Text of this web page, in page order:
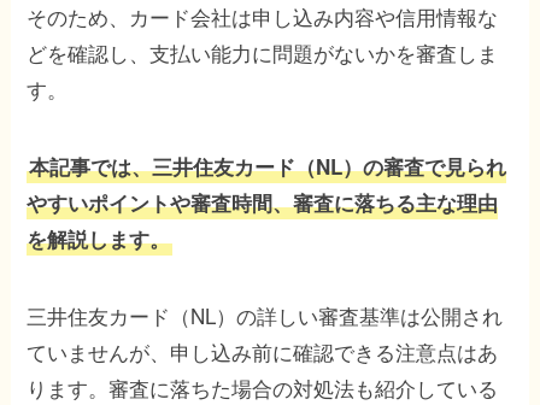
そのため、カード会社は申し込み内容や信用情報な
どを確認し、支払い能力に問題がないかを審査しま
す。
本記事では、三井住友カード（NL）の審査で見られ
やすいポイントや審査時間、審査に落ちる主な理由
を解説します。
三井住友カード（NL）の詳しい審査基準は公開され
ていませんが、申し込み前に確認できる注意点はあ
ります。審査に落ちた場合の対処法も紹介している